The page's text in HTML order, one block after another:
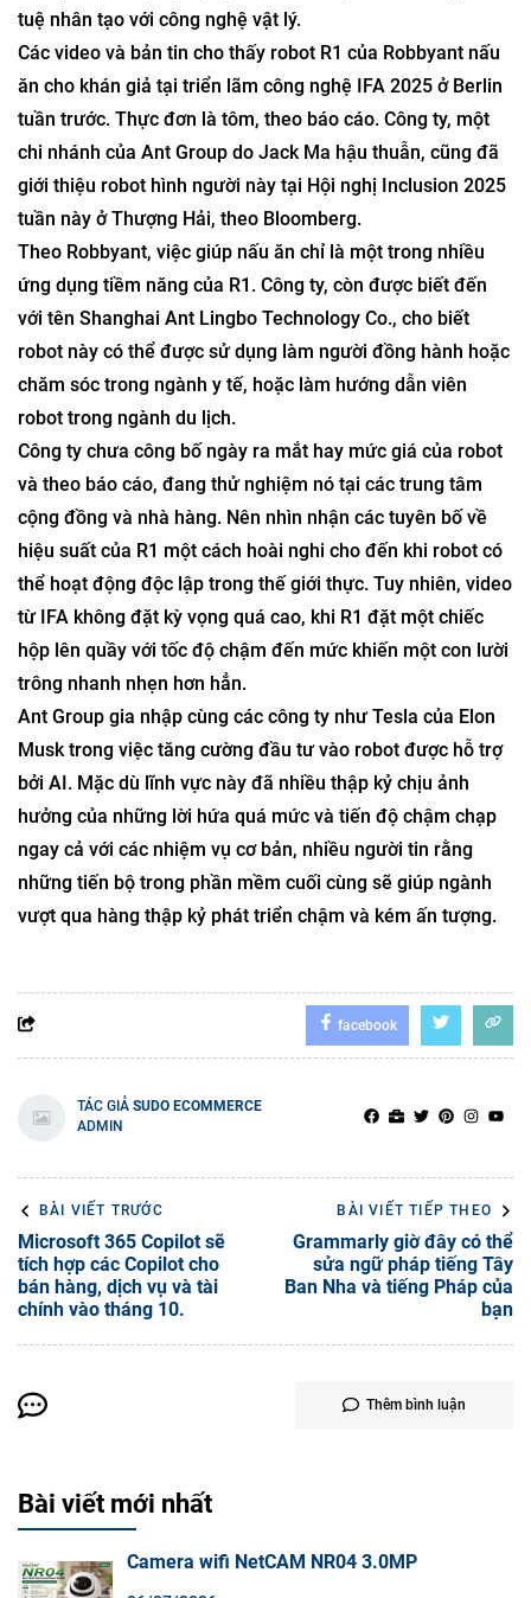
tuệ nhân tạo với công nghệ vật lý.
Các video và bản tin cho thấy robot R1 của Robbyant nấu
ăn cho khán giả tại triển lãm công nghệ IFA 2025 ở Berlin
tuần trước. Thực đơn là tôm, theo báo cáo. Công ty, một
chi nhánh của Ant Group do Jack Ma hậu thuẫn, cũng đã
giới thiệu robot hình người này tại Hội nghị Inclusion 2025
tuần này ở Thượng Hải, theo Bloomberg.
Theo Robbyant, việc giúp nấu ăn chỉ là một trong nhiều
ứng dụng tiềm năng của R1. Công ty, còn được biết đến
với tên Shanghai Ant Lingbo Technology Co., cho biết
robot này có thể được sử dụng làm người đồng hành hoặc
chăm sóc trong ngành y tế, hoặc làm hướng dẫn viên
robot trong ngành du lịch.
Công ty chưa công bố ngày ra mắt hay mức giá của robot
và theo báo cáo, đang thử nghiệm nó tại các trung tâm
cộng đồng và nhà hàng. Nên nhìn nhận các tuyên bố về
hiệu suất của R1 một cách hoài nghi cho đến khi robot có
thể hoạt động độc lập trong thế giới thực. Tuy nhiên, video
từ IFA không đặt kỳ vọng quá cao, khi R1 đặt một chiếc
hộp lên quầy với tốc độ chậm đến mức khiến một con lười
trông nhanh nhẹn hơn hẳn.
Ant Group gia nhập cùng các công ty như Tesla của Elon
Musk trong việc tăng cường đầu tư vào robot được hỗ trợ
bởi AI. Mặc dù lĩnh vực này đã nhiều thập kỷ chịu ảnh
hưởng của những lời hứa quá mức và tiến độ chậm chạp
ngay cả với các nhiệm vụ cơ bản, nhiều người tin rằng
những tiến bộ trong phần mềm cuối cùng sẽ giúp ngành
vượt qua hàng thập kỷ phát triển chậm và kém ấn tượng.
facebook
TÁC GIẢ SUDO ECOMMERCE
ADMIN
BÀI VIẾT TRƯỚC
Microsoft 365 Copilot sẽ
tích hợp các Copilot cho
bán hàng, dịch vụ và tài
chính vào tháng 10.
BÀI VIẾT TIẾP THEO
Grammarly giờ đây có thể
sửa ngữ pháp tiếng Tây
Ban Nha và tiếng Pháp của
bạn
Thêm bình luận
Bài viết mới nhất
Camera wifi NetCAM NR04 3.0MP